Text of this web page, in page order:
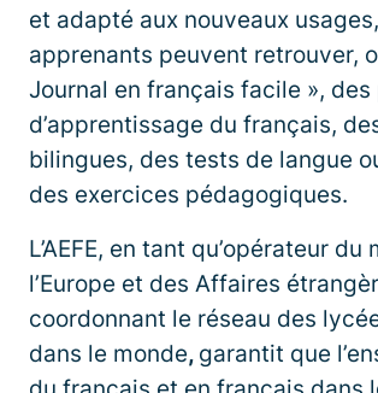
et adapté aux nouveaux
apprenants peuvent retrouver,
Journal en français facile »,
d’apprentissage du français,
bilingues, des tests de langue
des exercices pédagogiques.
L’AEFE, en tant qu’opérateur
l’Europe et des Affaires
coordonnant le réseau des
dans le monde, garantit que